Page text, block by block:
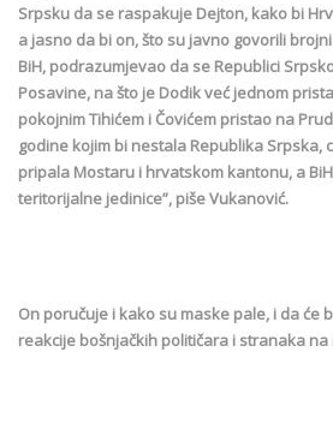
Srpsku da se raspakuje Dejton, kako bi
a jasno da bi on, što su javno govorili
BiH, podrazumjevao da se Republici
Posavine, na što je Dodik već jednom
pokojnim Tihićem i Čovićem pristao na
godine kojim bi nestala Republika Srpska,
pripala Mostaru i hrvatskom kantonu, a
teritorijalne jedinice”, piše Vukanović.
On poručuje i kako su maske pale, i da će
reakcije bošnjačkih političara i stranaka na